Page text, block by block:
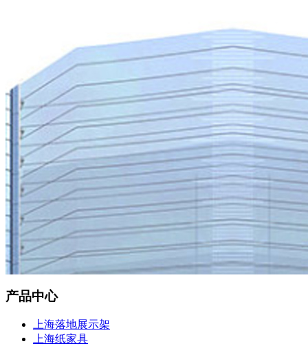
产品中心
上海落地展示架
上海纸家具